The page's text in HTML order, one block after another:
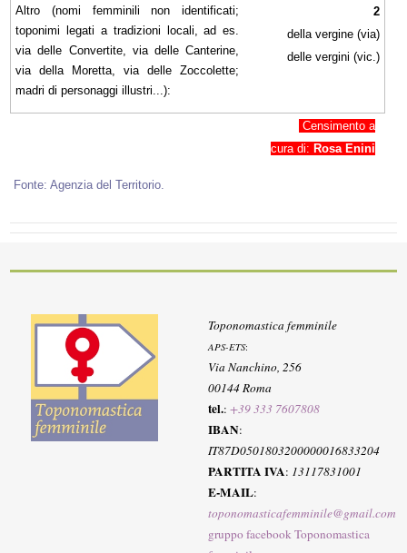
Altro (nomi femminili non identificati;
toponimi legati a tradizioni locali, ad es.
via delle Convertite, via delle Canterine,
via della Moretta, via delle Zoccolette;
madri di personaggi illustri...):
2
della vergine (via)
delle vergini (vic.)
Censimento a
cura di: Rosa Enini
Fonte: Agenzia del Territorio.
Toponomastica femminile
APS-ETS:
Via Nanchino, 256
00144 Roma
tel.:+39 333 7607808
IBAN:
IT87D0501803200000016833204
PARTITA IVA: 13117831001
E-MAIL:
toponomasticafemminile@gmail.com
gruppo facebook Toponomastica